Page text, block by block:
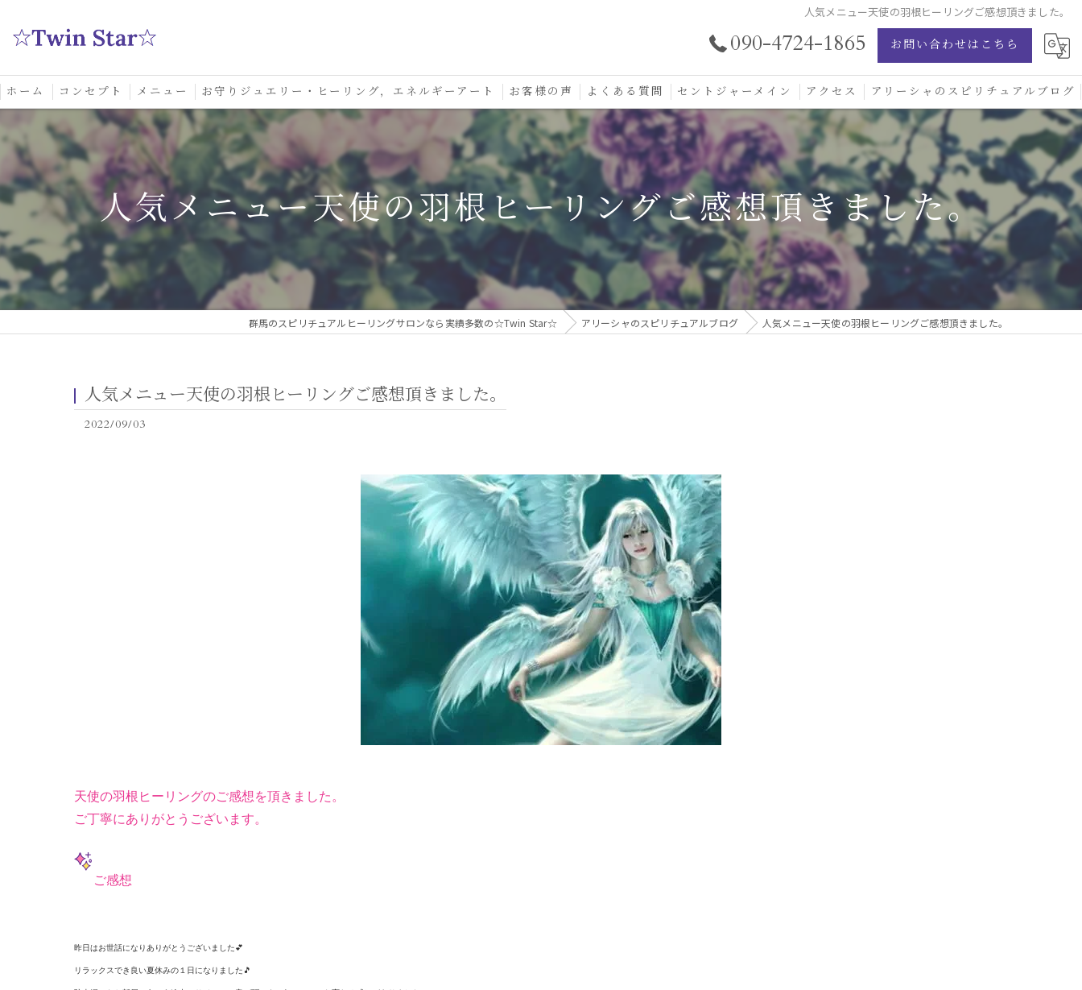
人気メニュー天使の羽根ヒーリングご感想頂きました。
090-4724-1865 お問い合わせはこちら
ホーム コンセプト メニュー
スクール
お守りジュエリー・ヒーリング，エネルギーアート お客様の声
口コミ
よくある質問 セントジャーメイン
セントジャーメイン愛の学校
セントジャーメインブレッシングカード
お守りジュエリー
アクセス アリーシャのスピリチュアルブログ
人気メニュー天使の羽根ヒーリングご感想頂きました。
群馬のスピリチュアルヒーリングサロンなら実績多数の☆Twin Star☆ アリーシャのスピリチュアルブログ 人気メニュー天使の羽根ヒーリングご感想頂きました。
人気メニュー天使の羽根ヒーリングご感想頂きました。
2022/09/03
天使の羽根ヒーリングのご感想を頂きました。
ご丁寧にありがとうございます。
ご感想
昨日はお世話になりありがとうございました💕
リラックスでき良い夏休みの１日になりました🎵